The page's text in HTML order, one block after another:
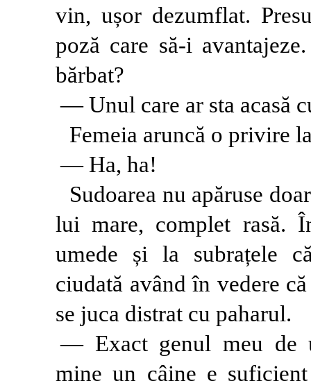
vin, ușor dezumflat.
poză care să-i
bărbat?
— Unul care ar sta acasă
Femeia aruncă o privire
— Ha, ha!
Sudoarea nu apăruse
lui mare, complet rasă.
umede și la subrațele
ciudată având în vedere
se juca distrat cu paharul.
— Exact genul meu de
mine un câine e